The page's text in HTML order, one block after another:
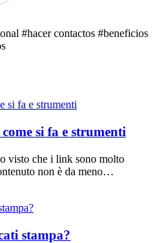
#hacer contactos #beneficios
si fa e strumenti
visto che i link sono molto
non è da meno…
stampa?